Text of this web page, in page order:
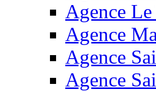
Agence
Agence
Agence
Agence